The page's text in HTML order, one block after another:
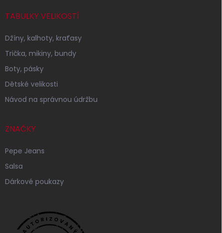
TABULKY VELIKOSTÍ
Džíny, kalhoty, kraťasy
Trička, mikiny, bundy
Boty, pásky
Dětské velikosti
Návod na správnou údržbu
ZNAČKY
Pepe Jeans
Salsa
Dárkové poukazy